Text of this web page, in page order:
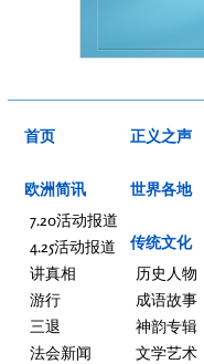
首页
欧洲简讯
7.20活动报道
4.25活动报道
讲真相
游行
三退
法会新闻
正义之声
世界各地
传统文化
历史人物
成语故事
神韵专辑
文学艺术